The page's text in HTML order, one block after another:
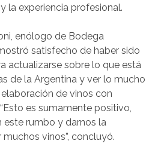
la experiencia profesional.
enólogo de Bodega
satisfecho de haber sido
actualizarse sobre lo que está
de la Argentina y ver lo mucho
de vinos con
es sumamente positivo,
este rumbo y darnos la
vinos”, concluyó.